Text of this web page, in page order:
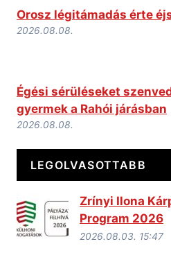
Orosz légitámadás érte
2026.08.08.
Égési sérüléseket
gyermek a Rahói járásban
2026.08.08.
LEGOLVASOTTABB
Zrínyi Ilona
Program 2026
2026.08.03. 15:47